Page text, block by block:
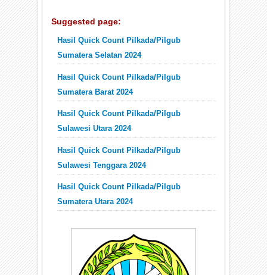
Suggested page:
Hasil Quick Count Pilkada/Pilgub
Sumatera Selatan 2024
Hasil Quick Count Pilkada/Pilgub
Sumatera Barat 2024
Hasil Quick Count Pilkada/Pilgub
Sulawesi Utara 2024
Hasil Quick Count Pilkada/Pilgub
Sulawesi Tenggara 2024
Hasil Quick Count Pilkada/Pilgub
Sumatera Utara 2024